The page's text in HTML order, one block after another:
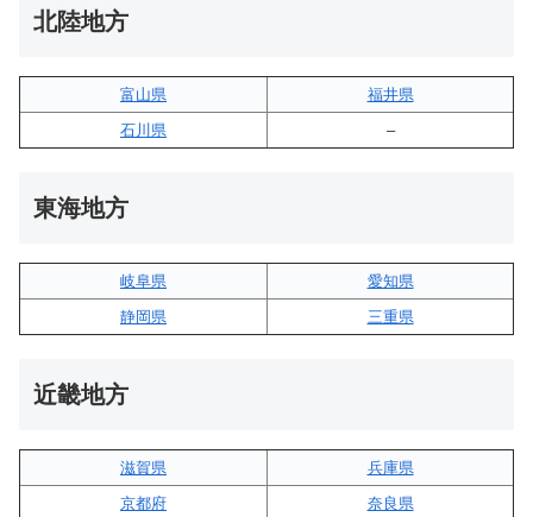
北陸地方
富山県
福井県
石川県
–
東海地方
岐阜県
愛知県
静岡県
三重県
近畿地方
滋賀県
兵庫県
京都府
奈良県